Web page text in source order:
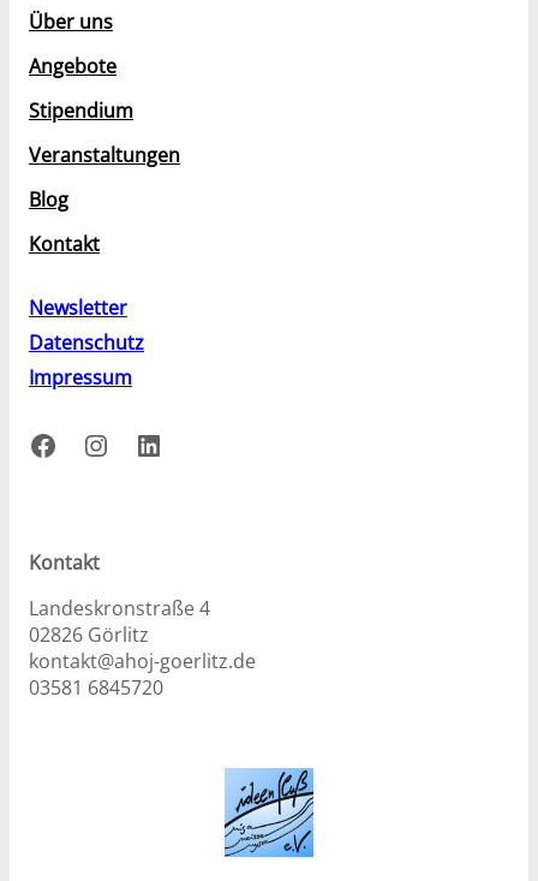
Über uns
Angebote
Stipendium
Veranstaltungen
Blog
Kontakt
Newsletter
Datenschutz
Impressum
Facebook Instagram LinkedIn
Kontakt
Landeskronstraße 4
02826 Görlitz
kontakt@ahoj-goerlitz.de
03581 6845720